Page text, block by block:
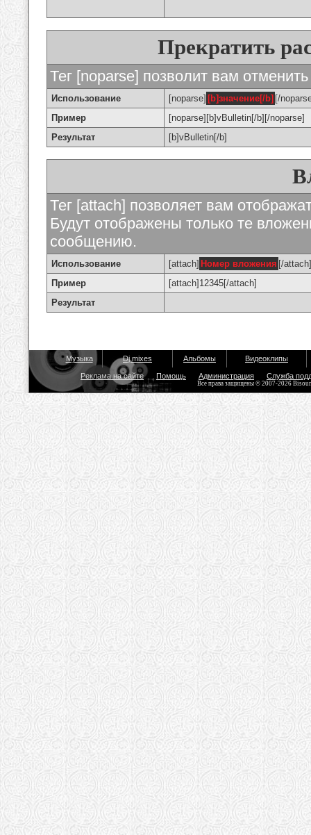
Прекратить
Тег [noparse] позволит вам
Использование [noparse] [b]значение[/b] [/
Пример
[noparse][b]vBulletin[/b][/noparse]
Результат
[b]vBulletin[/b]
Тег [attach] позволяет вам
Будут отображены только те
сообщению.
Использование [attach] Номер вложения [/attach]
Пример
[attach]12345[/attach]
Результат
Музыка Dj mixes Альбомы Видеоклипы
Реклама на сайте Помощь Администрация Служба
Все права защищены © 2007-2026